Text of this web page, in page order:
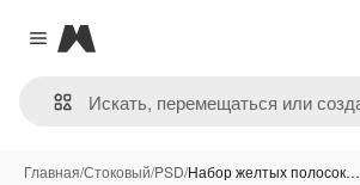
Close menu
Magnific
Главная/Стоковый/PSD/Набор желтых полосок…